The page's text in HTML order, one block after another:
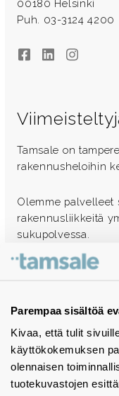
Parempaa sisältöä
Kivaa, että tulit
käyttökokemuksen
olennaisen
tuotekuvastojen
00180 Helsinki
Puh. 03-3124 4200
FacebookLinkedInInstagram
Tamsale on
rakennusheloihin
Olemme palvelleet
rakennusliikkeitä
sukupolvessa.
Ota yhteyttä -
Tuotekuvastot
Instagram
BIM-objektit
Yhteystiedot